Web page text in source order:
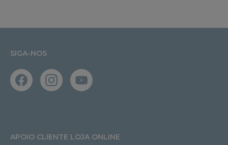
SIGA-NOS
APOIO CLIENTE LOJA ONLINE